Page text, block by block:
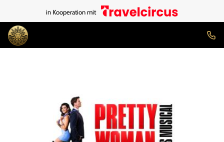
in Kooperation mit